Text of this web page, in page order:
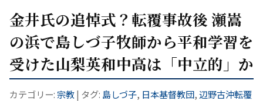
金井氏の追悼式？転覆事故後 瀬嵩
の浜で島しづ子牧師から平和学習を
受けた山梨英和中高は「中立的」か
カテゴリー:宗教| タグ: 島しづ子, 日本基督教団,辺野古沖転覆